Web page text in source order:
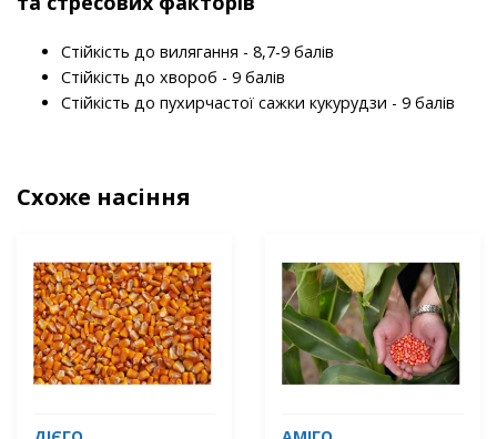
Стійкість до вилягання - 8,7-9 балів
Стійкість до хвороб - 9 балів
Стійкість до пухирчастої сажки кукурудзи - 9 балів
Схоже насіння